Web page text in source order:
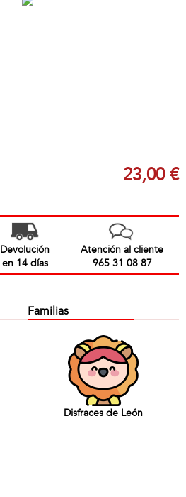
23,00 €
Devolución
en 14 días
Atención al cliente
965 31 08 87
Familias
Disfraces de León